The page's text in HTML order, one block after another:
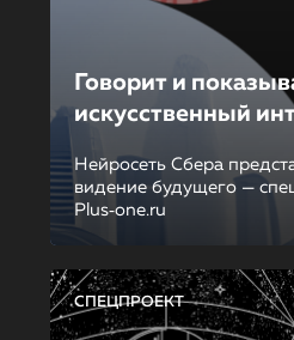
Говорит и
искусственный
Нейросеть Сбера
видение будущего —
Plus‑one.ru
СПЕЦПРОЕКТ